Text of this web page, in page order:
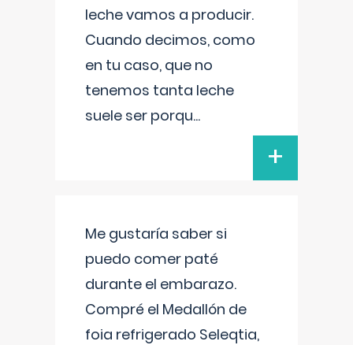
leche vamos a producir.
Cuando decimos, como
en tu caso, que no
tenemos tanta leche
suele ser porqu...
+
Me gustaría saber si
puedo comer paté
durante el embarazo.
Compré el Medallón de
foia refrigerado Seleqtia,